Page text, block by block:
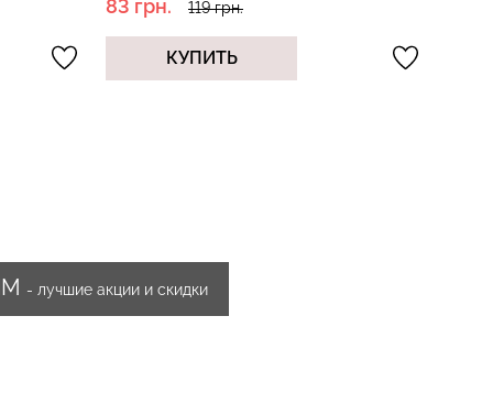
70 грн. 139 грн.
КУПИТЬ
- лучшие акции и скидки